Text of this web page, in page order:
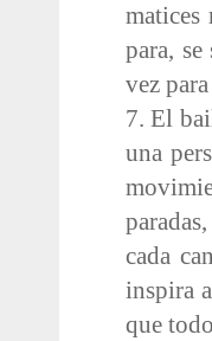
matices
para,
vez
7. El
una
cada
inspira
que